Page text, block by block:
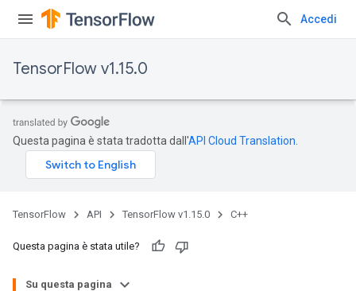
Accedi
TensorFlow v1.15.0
Questa pagina è stata tradotta dall'API Cloud Translation
TensorFlow API TensorFlow v1.15.0 C++
Questa pagina è stata utile?
Su questa pagina